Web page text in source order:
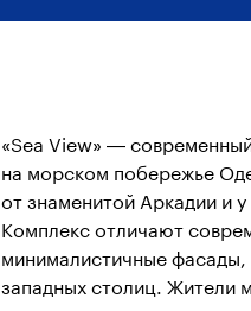
«Sea View» —
на морском побережье
от знаменитой Аркадии и
Комплекс отличают
минималистичные
западных столиц. Жители